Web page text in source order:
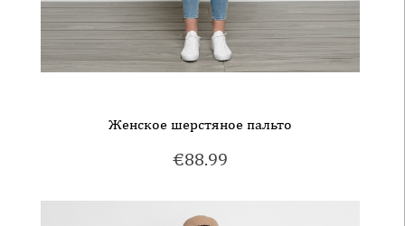
Женское шерстяное пальто
€88.99